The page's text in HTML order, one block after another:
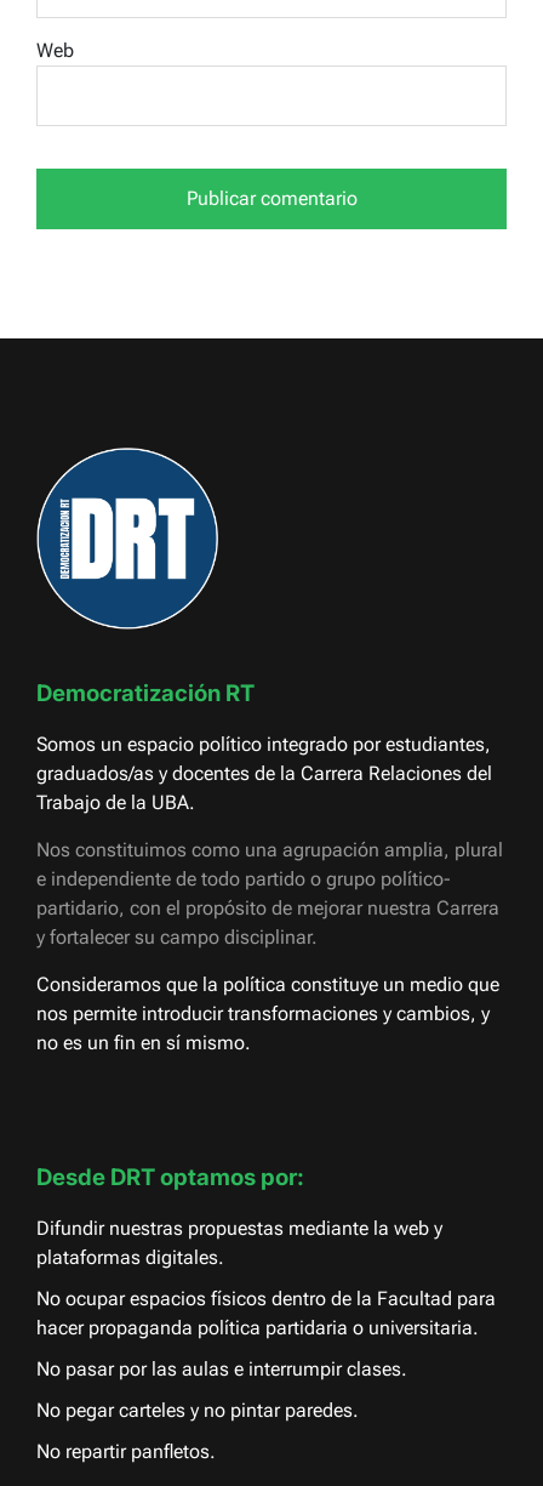
Web
Democratización RT
Somos un espacio político integrado por estudiantes,
graduados/as y docentes de la Carrera Relaciones del
Trabajo de la UBA.
Nos constituimos como una agrupación amplia, plural
e independiente de todo partido o grupo político-
partidario, con el propósito de mejorar nuestra Carrera
y fortalecer su campo disciplinar.
Consideramos que la política constituye un medio que
nos permite introducir transformaciones y cambios, y
no es un fin en sí mismo.
Desde DRT optamos por:
Difundir nuestras propuestas mediante la web y
plataformas digitales.
No ocupar espacios físicos dentro de la Facultad para
hacer propaganda política partidaria o universitaria.
No pasar por las aulas e interrumpir clases.
No pegar carteles y no pintar paredes.
No repartir panfletos.